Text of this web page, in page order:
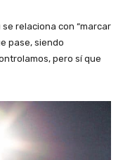
relaciona con “marcar
pase, siendo
pero sí que